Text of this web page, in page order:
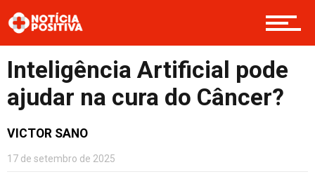
Boas Ações
Opinião
Cultura
Inteligência Artificial pode
ajudar na cura do Câncer?
VICTOR SANO
17 de setembro de 2025